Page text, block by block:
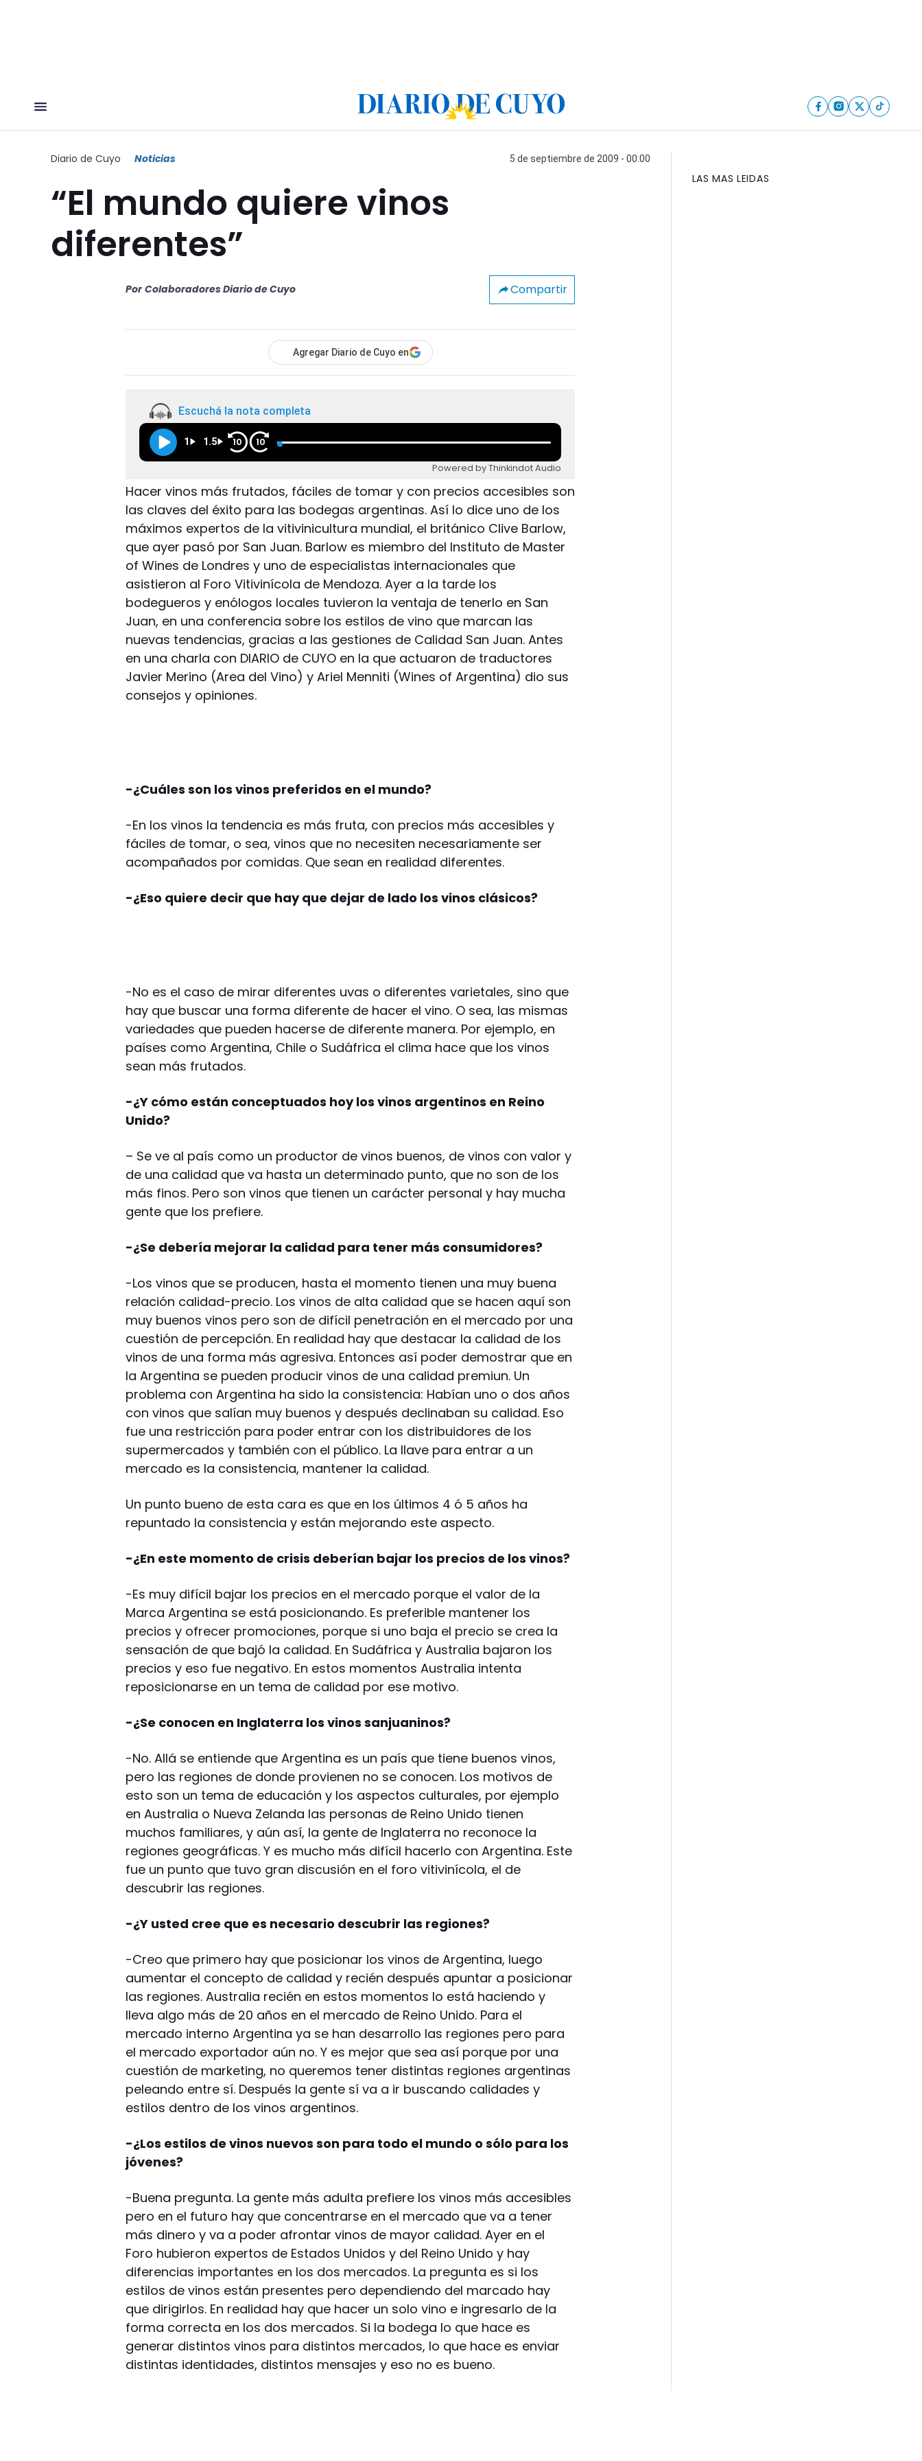
Diario de Cuyo Noticias 5 de septiembre de 2009 - 00:00
“El mundo quiere vinos
diferentes”
Por Colaboradores Diario de Cuyo Compartir
Agregar Diario de Cuyo en
Escuchá la nota completa
1 1.5 10 10
Powered by Thinkindot Audio
Hacer vinos más frutados, fáciles de tomar y con precios accesibles son
las claves del éxito para las bodegas argentinas. Así lo dice uno de los
máximos expertos de la vitivinicultura mundial, el británico Clive Barlow,
que ayer pasó por San Juan. Barlow es miembro del Instituto de Master
of Wines de Londres y uno de especialistas internacionales que
asistieron al Foro Vitivinícola de Mendoza. Ayer a la tarde los
bodegueros y enólogos locales tuvieron la ventaja de tenerlo en San
Juan, en una conferencia sobre los estilos de vino que marcan las
nuevas tendencias, gracias a las gestiones de Calidad San Juan. Antes
en una charla con DIARIO de CUYO en la que actuaron de traductores
Javier Merino (Area del Vino) y Ariel Menniti (Wines of Argentina) dio sus
consejos y opiniones.
-¿Cuáles son los vinos preferidos en el mundo?
-En los vinos la tendencia es más fruta, con precios más accesibles y
fáciles de tomar, o sea, vinos que no necesiten necesariamente ser
acompañados por comidas. Que sean en realidad diferentes.
-¿Eso quiere decir que hay que dejar de lado los vinos clásicos?
-No es el caso de mirar diferentes uvas o diferentes varietales, sino que
hay que buscar una forma diferente de hacer el vino. O sea, las mismas
variedades que pueden hacerse de diferente manera. Por ejemplo, en
países como Argentina, Chile o Sudáfrica el clima hace que los vinos
sean más frutados.
-¿Y cómo están conceptuados hoy los vinos argentinos en Reino
Unido?
– Se ve al país como un productor de vinos buenos, de vinos con valor y
de una calidad que va hasta un determinado punto, que no son de los
más finos. Pero son vinos que tienen un carácter personal y hay mucha
gente que los prefiere.
-¿Se debería mejorar la calidad para tener más consumidores?
-Los vinos que se producen, hasta el momento tienen una muy buena
relación calidad-precio. Los vinos de alta calidad que se hacen aquí son
muy buenos vinos pero son de difícil penetración en el mercado por una
cuestión de percepción. En realidad hay que destacar la calidad de los
vinos de una forma más agresiva. Entonces así poder demostrar que en
la Argentina se pueden producir vinos de una calidad premiun. Un
problema con Argentina ha sido la consistencia: Habían uno o dos años
con vinos que salían muy buenos y después declinaban su calidad. Eso
fue una restricción para poder entrar con los distribuidores de los
supermercados y también con el público. La llave para entrar a un
mercado es la consistencia, mantener la calidad.
Un punto bueno de esta cara es que en los últimos 4 ó 5 años ha
repuntado la consistencia y están mejorando este aspecto.
-¿En este momento de crisis deberían bajar los precios de los vinos?
-Es muy difícil bajar los precios en el mercado porque el valor de la
Marca Argentina se está posicionando. Es preferible mantener los
precios y ofrecer promociones, porque si uno baja el precio se crea la
sensación de que bajó la calidad. En Sudáfrica y Australia bajaron los
precios y eso fue negativo. En estos momentos Australia intenta
reposicionarse en un tema de calidad por ese motivo.
-¿Se conocen en Inglaterra los vinos sanjuaninos?
-No. Allá se entiende que Argentina es un país que tiene buenos vinos,
pero las regiones de donde provienen no se conocen. Los motivos de
esto son un tema de educación y los aspectos culturales, por ejemplo
en Australia o Nueva Zelanda las personas de Reino Unido tienen
muchos familiares, y aún así, la gente de Inglaterra no reconoce la
regiones geográficas. Y es mucho más difícil hacerlo con Argentina. Este
fue un punto que tuvo gran discusión en el foro vitivinícola, el de
descubrir las regiones.
-¿Y usted cree que es necesario descubrir las regiones?
-Creo que primero hay que posicionar los vinos de Argentina, luego
aumentar el concepto de calidad y recién después apuntar a posicionar
las regiones. Australia recién en estos momentos lo está haciendo y
lleva algo más de 20 años en el mercado de Reino Unido. Para el
mercado interno Argentina ya se han desarrollo las regiones pero para
el mercado exportador aún no. Y es mejor que sea así porque por una
cuestión de marketing, no queremos tener distintas regiones argentinas
peleando entre sí. Después la gente sí va a ir buscando calidades y
estilos dentro de los vinos argentinos.
-¿Los estilos de vinos nuevos son para todo el mundo o sólo para los
jóvenes?
-Buena pregunta. La gente más adulta prefiere los vinos más accesibles
pero en el futuro hay que concentrarse en el mercado que va a tener
más dinero y va a poder afrontar vinos de mayor calidad. Ayer en el
Foro hubieron expertos de Estados Unidos y del Reino Unido y hay
diferencias importantes en los dos mercados. La pregunta es si los
estilos de vinos están presentes pero dependiendo del marcado hay
que dirigirlos. En realidad hay que hacer un solo vino e ingresarlo de la
forma correcta en los dos mercados. Si la bodega lo que hace es
generar distintos vinos para distintos mercados, lo que hace es enviar
distintas identidades, distintos mensajes y eso no es bueno.
LAS MAS LEIDAS